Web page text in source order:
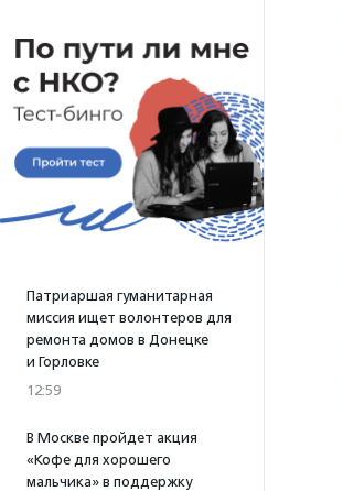
Патриаршая гуманитарная
миссия ищет волонтеров для
ремонта домов в Донецке
и Горловке
12:59
В Москве пройдет акция
«Кофе для хорошего
мальчика» в поддержку